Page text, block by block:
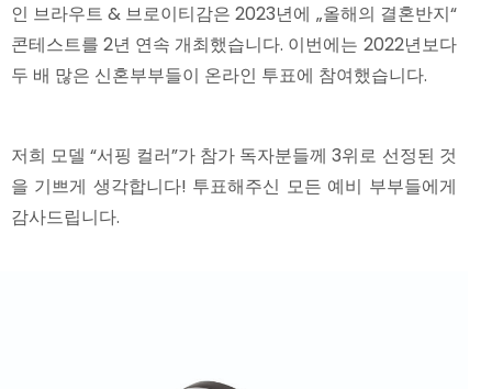
인 브라우트 & 브로이티감은 2023년에 „올해의 결혼반지“
콘테스트를 2년 연속 개최했습니다. 이번에는 2022년보다
두 배 많은 신혼부부들이 온라인 투표에 참여했습니다.
저희 모델 “서핑 컬러”가 참가 독자분들께 3위로 선정된 것
을 기쁘게 생각합니다! 투표해주신 모든 예비 부부들에게
감사드립니다.